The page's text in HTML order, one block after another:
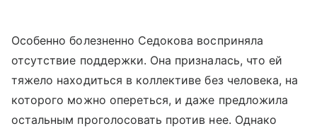
Особенно болезненно Седокова восприняла
отсутствие поддержки. Она призналась, что ей
тяжело находиться в коллективе без человека, на
которого можно опереться, и даже предложила
остальным проголосовать против нее. Однако